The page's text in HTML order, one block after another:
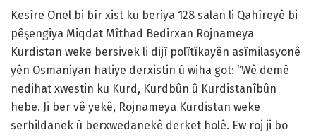
Kesîre Onel bi bîr xist ku beriya 128 salan li Qahîreyê bi
pêşengiya Miqdat Mîthad Bedirxan Rojnameya
Kurdistan weke bersivek li dijî polîtîkayên asîmilasyonê
yên Osmaniyan hatiye derxistin û wiha got: “Wê demê
nedihat xwestin ku Kurd, Kurdbûn û Kurdistanîbûn
hebe. Ji ber vê yekê, Rojnameya Kurdistan weke
serhildanek û berxwedanekê derket holê. Ew roj ji bo